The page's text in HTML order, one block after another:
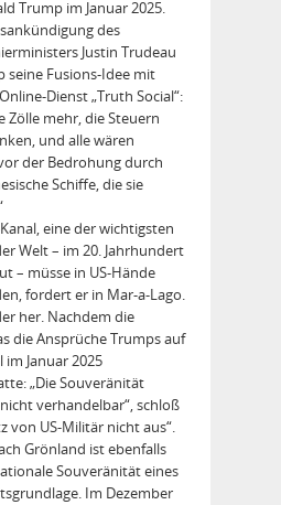
Trump im Januar 2025.
des
Justin Trudeau
seine Fusions-Idee mit
Dienst „Truth Social“:
Zölle mehr, die Steuern
und alle wären
der Bedrohung durch
Schiffe, die sie
eine der wichtigsten
Welt – im 20. Jahrhundert
– müsse in US-Hände
fordert er in Mar-a-Lago.
her. Nachdem die
die Ansprüche Trumps auf
Januar 2025
„Die Souveränität
verhandelbar“, schloß
von US-Militär nicht aus“.
Grönland ist ebenfalls
Souveränität eines
Im De­zember